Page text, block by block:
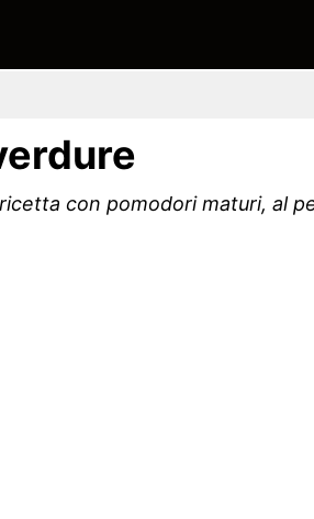
con pomodori maturi, al